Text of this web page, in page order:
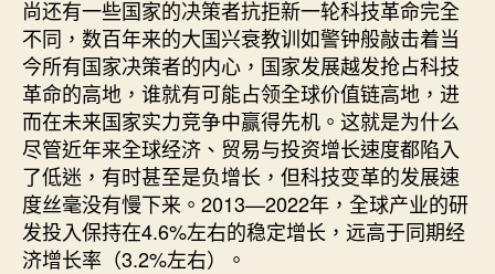
尚还有一些国家的决策者抗拒新一轮科技革命完全
不同，数百年来的大国兴衰教训如警钟般敲击着当
今所有国家决策者的内心，国家发展越发抢占科技
革命的高地，谁就有可能占领全球价值链高地，进
而在未来国家实力竞争中赢得先机。这就是为什么
尽管近年来全球经济、贸易与投资增长速度都陷入
了低迷，有时甚至是负增长，但科技变革的发展速
度丝毫没有慢下来。2013—2022年，全球产业的研
发投入保持在4.6%左右的稳定增长，远高于同期经
济增长率（3.2%左右）。